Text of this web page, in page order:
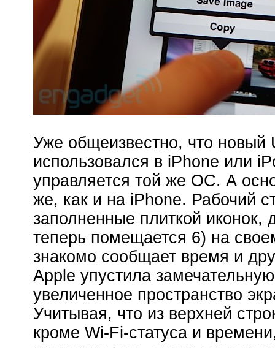
Уже общеизвестно, что новый
использовался в iPhone или
управляется той же ОС. А
же, как и на iPhone. Рабочий
заполненные плиткой иконок,
теперь помещается 6) на
знакомо сообщает время и
Apple упустила
увеличенное пространство
Учитывая, что из верхней
кроме Wi-Fi-статуса и